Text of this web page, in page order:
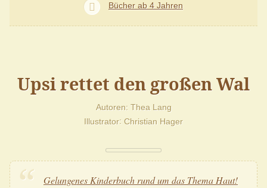
Bücher ab 4 Jahren
Upsi rettet den großen Wal
Autoren Thea Lang
Illustrator Christian Hager
Gelungenes Kinderbuch rund um das Thema Haut!